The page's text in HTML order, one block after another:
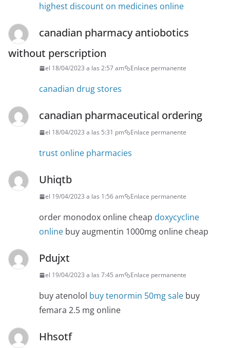
highest discount on medicines online
canadian pharmacy antiobotics
without perscription
el 18/04/2023 a las 2:57 am Enlace permanente
canadian drug stores
canadian pharmaceutical ordering
el 18/04/2023 a las 5:31 pm Enlace permanente
trust online pharmacies
Uhiqtb
el 19/04/2023 a las 1:56 am Enlace permanente
order monodox online cheap doxycycline
online buy augmentin 1000mg online cheap
Pdujxt
el 19/04/2023 a las 7:45 am Enlace permanente
buy atenolol buy tenormin 50mg sale buy
femara 2.5 mg online
Hhsotf